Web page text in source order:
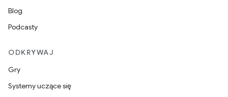
Blog
Podcasty
ODKRYWAJ
Gry
Systemy uczące się